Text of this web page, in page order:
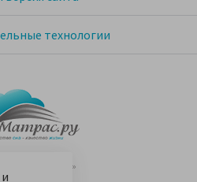
«Ваш матрас»
технологии
и